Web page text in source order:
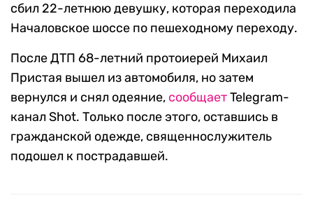
сбил 22-летнюю девушку, которая переходила
Началовское шоссе по пешеходному переходу.
После ДТП 68-летний протоиерей Михаил
Пристая вышел из автомобиля, но затем
вернулся и снял одеяние, сообщаетTelegram-
канал Shot. Только после этого, оставшись в
гражданской одежде, священнослужитель
подошел к пострадавшей.